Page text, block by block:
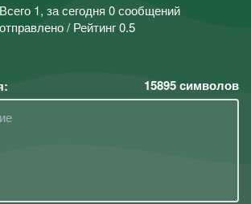
Всего 1, за сегодня 0 сообщений
отправлено / Рейтинг 0.5
15895символов